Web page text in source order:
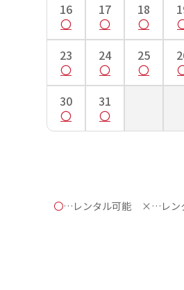
16 17 18
23 24 25
30 31
〇…レンタル可能 ×…レン